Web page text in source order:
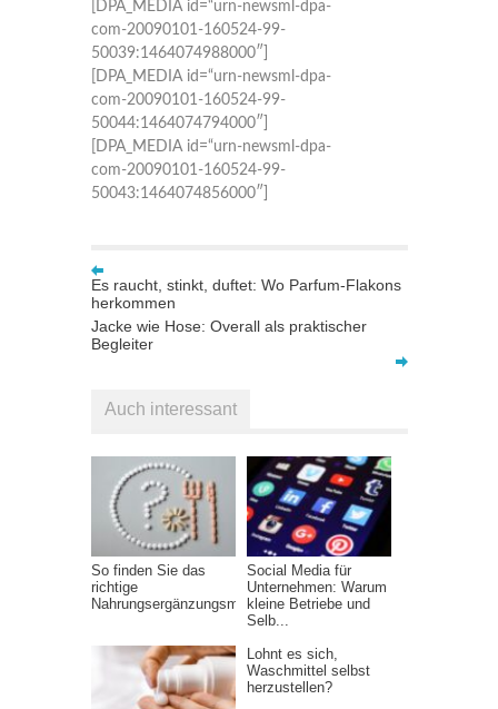
[DPA_MEDIA id=“urn-newsml-dpa-
com-20090101-160524-99-
50039:1464074988000″]
[DPA_MEDIA id=“urn-newsml-dpa-
com-20090101-160524-99-
50044:1464074794000″]
[DPA_MEDIA id=“urn-newsml-dpa-
com-20090101-160524-99-
50043:1464074856000″]
Es raucht, stinkt, duftet: Wo Parfum-Flakons
herkommen
Jacke wie Hose: Overall als praktischer
Begleiter
Auch interessant
So finden Sie das
richtige
Nahrungsergänzungsmittel
Social Media für
Unternehmen: Warum
kleine Betriebe und
Selb...
Lohnt es sich,
Waschmittel selbst
herzustellen?